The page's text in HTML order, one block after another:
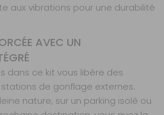
aux vibrations pour une durabilité
AVEC UN
dans ce kit vous libère des
de gonflage externes.
nature, sur un parking isolé ou